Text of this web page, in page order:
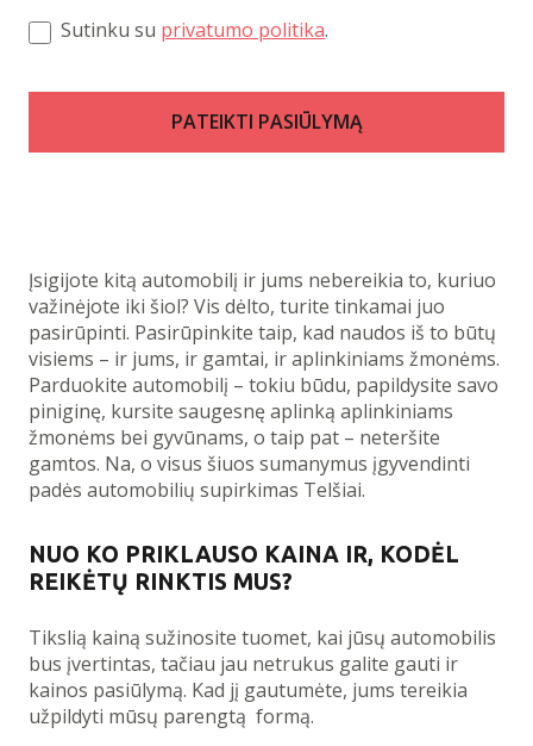
Sutinku su privatumo politika.
PATEIKTI PASIŪLYMĄ
Įsigijote kitą automobilį ir jums nebereikia to, kuriuo
važinėjote iki šiol? Vis dėlto, turite tinkamai juo
pasirūpinti. Pasirūpinkite taip, kad naudos iš to būtų
visiems – ir jums, ir gamtai, ir aplinkiniams žmonėms.
Parduokite automobilį – tokiu būdu, papildysite savo
piniginę, kursite saugesnę aplinką aplinkiniams
žmonėms bei gyvūnams, o taip pat – neteršite
gamtos. Na, o visus šiuos sumanymus įgyvendinti
padės automobilių supirkimas Telšiai.
NUO KO PRIKLAUSO KAINA IR, KODĖL
REIKĖTŲ RINKTIS MUS?
Tikslią kainą sužinosite tuomet, kai jūsų automobilis
bus įvertintas, tačiau jau netrukus galite gauti ir
kainos pasiūlymą. Kad jį gautumėte, jums tereikia
užpildyti mūsų parengtą formą.